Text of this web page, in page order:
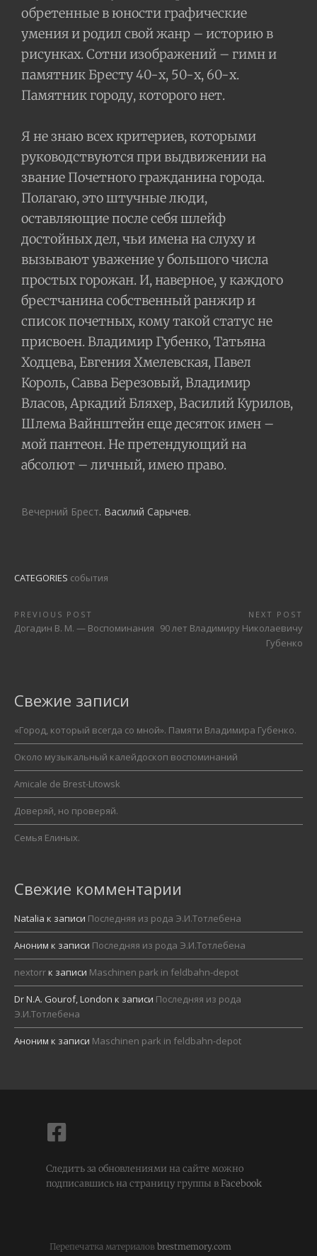
обретенные в юности графические
умения и родил свой жанр – историю в
рисунках. Сотни изображений – гимн и
памятник Бресту 40-х, 50-х, 60-х.
Памятник городу, которого нет.
Я не знаю всех критериев, которыми
руководствуются при выдвижении на
звание Почетного гражданина города.
Полагаю, это штучные люди,
оставляющие после себя шлейф
достойных дел, чьи имена на слуху и
вызывают уважение у большого числа
простых горожан. И, наверное, у каждого
брестчанина собственный ранжир и
список почетных, кому такой статус не
присвоен. Владимир Губенко, Татьяна
Ходцева, Евгения Хмелевская, Павел
Король, Савва Березовый, Владимир
Власов, Аркадий Бляхер, Василий Курилов,
Шлема Вайнштейн еще десяток имен –
мой пантеон. Не претендующий на
абсолют – личный, имею право.
Вечерний Брест. Василий Сарычев.
CATEGORIES события
PREVIOUS POST
Догадин В. М. — Воспоминания
NEXT POST
90 лет Владимиру Николаевичу
Губенко
Свежие записи
«Город, который всегда со мной». Памяти Владимира Губенко.
Около музыкальный калейдоскоп воспоминаний
Amicale de Brest-Litowsk
Доверяй, но проверяй.
Семья Елиных.
Свежие комментарии
Natalia к записи Последняя из рода Э.И.Тотлебена
Аноним к записи Последняя из рода Э.И.Тотлебена
nextorrк записи Maschinen park in feldbahn-depot
Dr N.A. Gourof, London к записи Последняя из рода
Э.И.Тотлебена
Аноним к записи Maschinen park in feldbahn-depot
Следить за обновлениями на сайте можно
подписавшись на страницу группы вFacebook
Перепечатка материалов brestmemory.com